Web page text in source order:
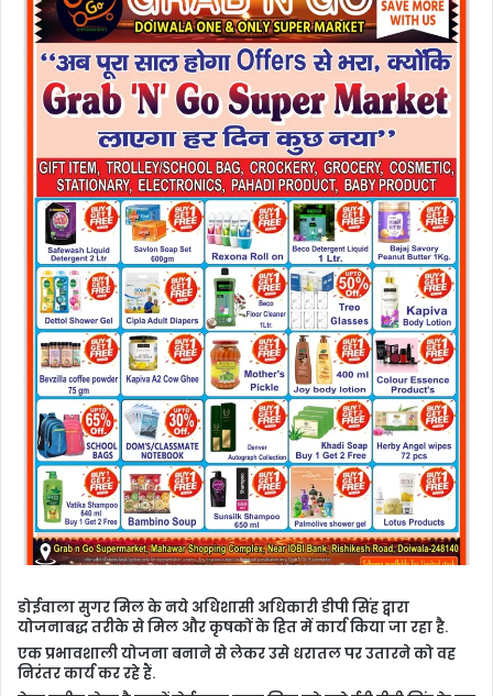
डोईवाला सुगर मिल के नये अधिशासी अधिकारी डीपी सिंह द्वारा
योजनाबद्ध तरीके से मिल और कृषकों के हित में कार्य किया जा रहा है.
एक प्रभावशाली योजना बनाने से लेकर उसे धरातल पर उतारने को वह
निरंतर कार्य कर रहे हैं.